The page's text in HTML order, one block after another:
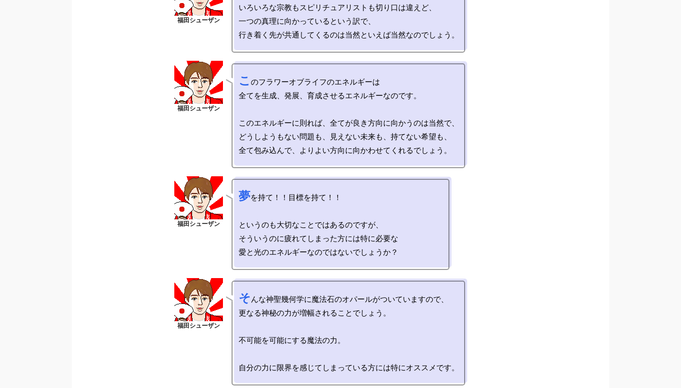
いろいろな宗教もスピリチュアリストも切り口は違えど、
一つの真理に向かっているという訳で、
こ のフラワーオブライフのエネルギーは
全てを生成、発展、育成させるエネルギーなのです。
このエネルギーに則れば、全てが良き方向に向かうのは当然で、
どうしようもない問題も、見えない未来も、持てない希望も、
夢を持て！！目標を持て！！
というのも大切なことではあるのですが、
そういうのに疲れてしまった方には特に必要な
そんな神聖幾何学に魔法石のオパールがついていますので、
更なる神秘の力が増幅されることでしょう。
不可能を可能にする魔法の力。